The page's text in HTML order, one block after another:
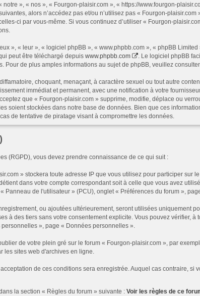
», « nos », « Fourgon-plaisir.com », « https://www.fourgon-
alors n’accédez pas et/ou n’utilisez pas « Fourgon-
ci par vous-même. Si vous continuez d’utiliser « Fourgon-
», « leur », « logiciel phpBB », « www.phpbb.com », « phpBB
peut être téléchargé depuis www.phpbb.com
. Le logiciel phpBB
Pour de plus amples informations au sujet de phpBB, veuillez
choquant, menaçant, à caractère sexuel ou tout autre
immédiat et permanent, avec une notification à votre
que « Fourgon-plaisir.com » supprime, modifie, déplace ou
soient stockées dans notre base de données. Bien que ces
de tentative de piratage visant à compromettre les données.
(RGPD), vous devez prendre connaissance de ce qui suit :
» stockera toute adresse IP que vous utilisez pour participer
dans votre compte correspondant soit à celle que vous avez
Panneau de l'utilisateur » (PCU), onglet « Préférences du forum »,
ou ajoutées ultérieurement, seront utilisées uniquement
à des tiers sans votre consentement explicite. Vous pouvez vérifier,
», page « Données personnelles ».
de votre plein gré sur le forum « Fourgon-plaisir.com », par
les sites web d'archives en ligne.
de ces conditions sera enregistrée. Auquel cas contraire,
la section « Règles du forum » suivante : Voir les règles de ce